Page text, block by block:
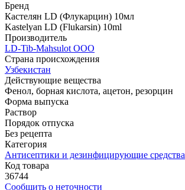
Бренд
Кастелян LD (Флукарцин) 10мл
Kastelyan LD (Flukarsin) 10ml
Производитель
LD-Tib-Mahsulot ООО
Страна происхождения
Узбекистан
Действующие вещества
Фенол, борная кислота, ацетон, резорцин
Форма выпуска
Раствор
Порядок отпуска
Без рецепта
Категория
Антисептики и дезинфицирующие средства
Код товара
36744
Сообщить о неточности